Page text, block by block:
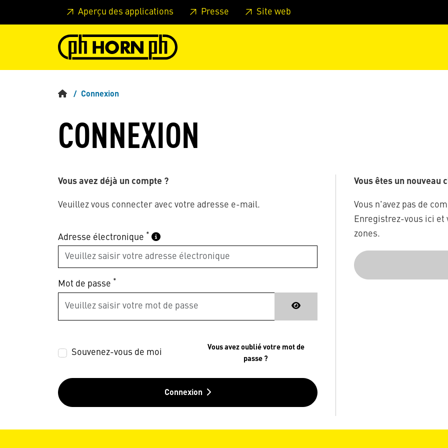
Skip to main content Passer à l'en-tête de la page Passer au pied de page
Aperçu des applications Presse Site web
Connexion
CONNEXION
Vous avez déjà un compte ?
Veuillez vous connecter avec votre adresse e-mail.
Adresse électronique *
Mot de passe *
Souvenez-vous de moi
Vous avez oublié votre mot de
passe ?
Connexion
Vous êtes un nouveau
Vous n'avez pas de
Enregistrez-vous ici et
zones.